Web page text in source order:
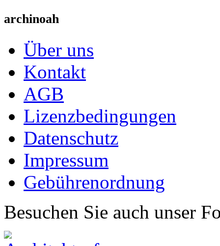
archinoah
Über uns
Kontakt
AGB
Lizenzbedingungen
Datenschutz
Impressum
Gebührenordnung
Besuchen Sie auch unser